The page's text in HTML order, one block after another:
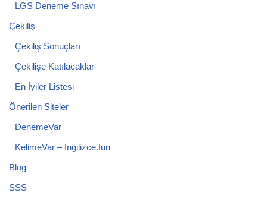
LGS Deneme Sınavı
Çekiliş
Çekiliş Sonuçları
Çekilişe Katılacaklar
En İyiler Listesi
Önerilen Siteler
DenemeVar
KelimeVar – İngilizce.fun
Blog
SSS